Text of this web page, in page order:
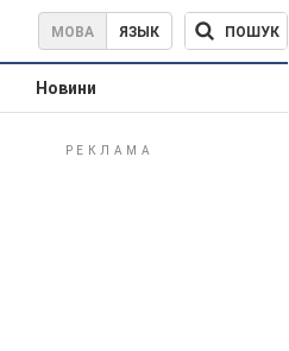
МОВА ЯЗЫК ПОШУК
Новини